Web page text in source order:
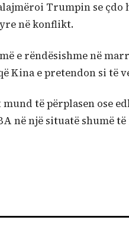
Trumpin se
në konflikt.
e rëndësishme në
Kina e pretendon si të
të përplasen ose
në një situatë shumë